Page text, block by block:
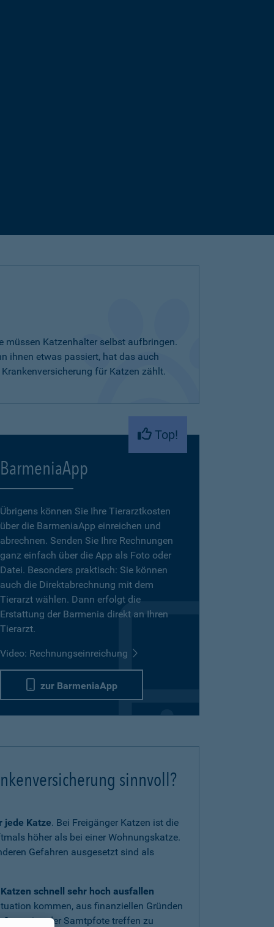
müssen Katzenhalter selbst aufbringen.
ihnen etwas passiert, hat das auch
für Katzen zählt.
Top!
BarmeniaApp
Übrigens können Sie Ihre Tierarztkosten
über die BarmeniaApp einreichen und
abrechnen. Senden Sie Ihre Rechnungen
ganz einfach über die App als Foto oder
Datei. Besonders praktisch: Sie können
auch die Direktabrechnung mit dem
Tierarzt wählen. Dann erfolgt die
Erstattung der Barmenia direkt an Ihren
Tierarzt.
Video: Rechnungseinreichung
zur BarmeniaApp
sinnvoll?
jede Katze. Bei Freigänger Katzen ist die
höher als bei einer Wohnungskatze.
Gefahren ausgesetzt sind als
schnell sehr hoch ausfallen
kommen, aus finanziellen Gründen
der Samtpfote treffen zu